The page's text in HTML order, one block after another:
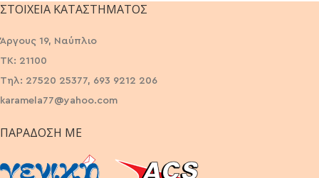
ΣΤΟΙΧΕΊΑ ΚΑΤΑΣΤΉΜΑΤΟΣ
Άργους 19, Ναύπλιο
ΤΚ: 21100
Τηλ: 27520 25377, 693 9212 206
karamela77@yahoo.com
ΠΑΡΆΔΟΣΗ ΜΕ